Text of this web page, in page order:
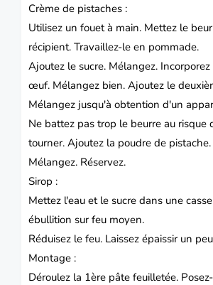
Crème de pistaches :
Utilisez un fouet à main. Mettez le
récipient. Travaillez-le en pommade.
Ajoutez le sucre. Mélangez.
œuf. Mélangez bien. Ajoutez le
Mélangez jusqu'à obtention d'un
Ne battez pas trop le beurre au risque
tourner. Ajoutez la poudre de pistache.
Mélangez. Réservez.
Sirop :
Mettez l'eau et le sucre dans une
ébullition sur feu moyen.
Réduisez le feu. Laissez épaissir un
Montage :
Déroulez la 1ère pâte feuilletée.